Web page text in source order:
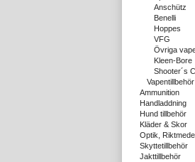
Anschütz
Benelli
Hoppes
VFG
Övriga
Kleen-Bore
Shooter´s
Vapentillbehör
Ammunition
Handladdning
Hund tillbehör
Kläder & Skor
Optik,
Skyttetillbehör
Jakttillbehör